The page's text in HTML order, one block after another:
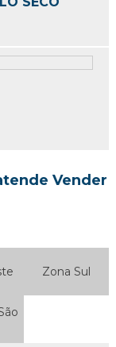
Vender
Zona Sul